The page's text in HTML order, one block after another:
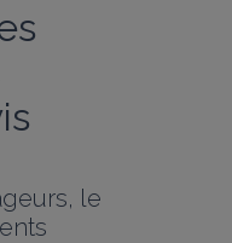
le